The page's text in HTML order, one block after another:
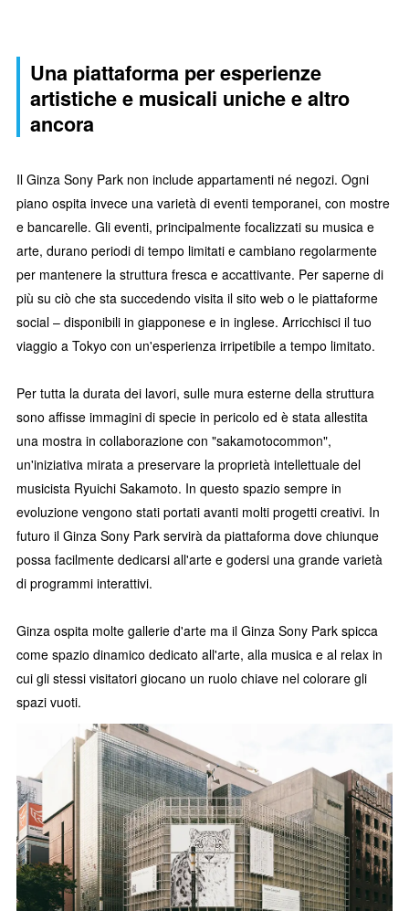
Una piattaforma per esperienze
artistiche e musicali uniche e altro
ancora
Il Ginza Sony Park non include appartamenti né negozi. Ogni
piano ospita invece una varietà di eventi temporanei, con mostre
e bancarelle. Gli eventi, principalmente focalizzati su musica e
arte, durano periodi di tempo limitati e cambiano regolarmente
per mantenere la struttura fresca e accattivante. Per saperne di
più su ciò che sta succedendo visita il sito web o le piattaforme
social – disponibili in giapponese e in inglese. Arricchisci il tuo
viaggio a Tokyo con un'esperienza irripetibile a tempo limitato.
Per tutta la durata dei lavori, sulle mura esterne della struttura
sono affisse immagini di specie in pericolo ed è stata allestita
una mostra in collaborazione con "sakamotocommon",
un'iniziativa mirata a preservare la proprietà intellettuale del
musicista Ryuichi Sakamoto. In questo spazio sempre in
evoluzione vengono stati portati avanti molti progetti creativi. In
futuro il Ginza Sony Park servirà da piattaforma dove chiunque
possa facilmente dedicarsi all'arte e godersi una grande varietà
di programmi interattivi.
Ginza ospita molte gallerie d'arte ma il Ginza Sony Park spicca
come spazio dinamico dedicato all'arte, alla musica e al relax in
cui gli stessi visitatori giocano un ruolo chiave nel colorare gli
spazi vuoti.